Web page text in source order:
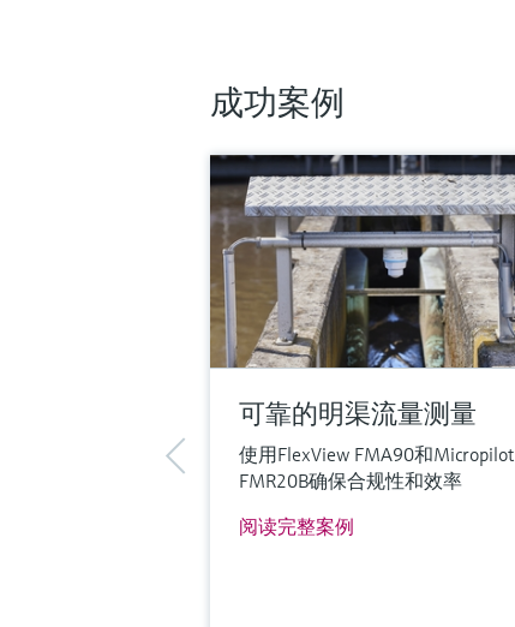
传感器
(3 psi...29 psi)
更多信息
比较
成功案例
可靠的明渠流量测量
使用FlexView FMA90和Micropilot
FMR20B确保合规性和效率
阅读完整案例